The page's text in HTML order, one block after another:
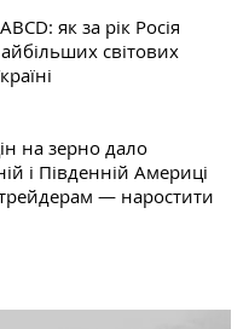
як за рік Росія
світових
на зерно дало
і Південній Америці
— наростити